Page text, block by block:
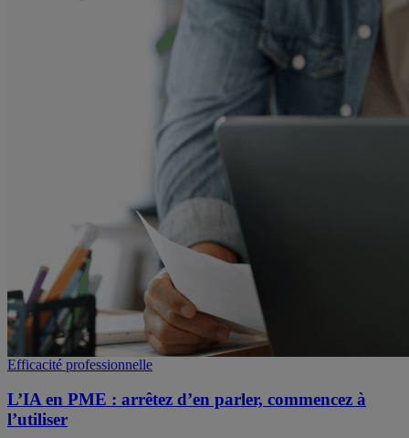
Efficacité professionnelle
L’IA en PME : arrêtez d’en parler, commencez à
l’utiliser